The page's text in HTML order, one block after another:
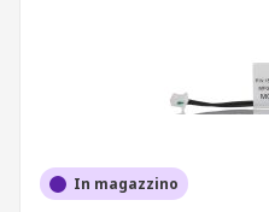
In magazzino